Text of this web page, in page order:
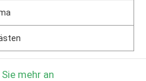
Sie mehr an